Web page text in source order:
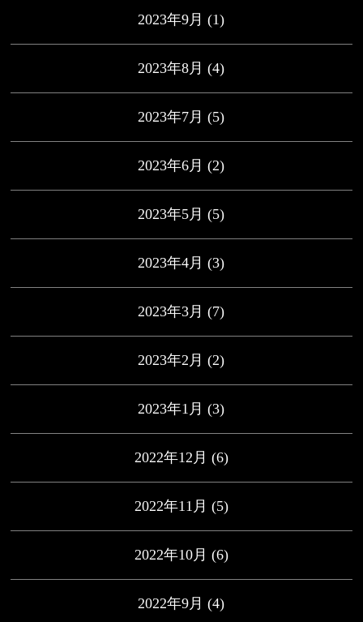
2023年9月 (1)
2023年8月 (4)
2023年7月 (5)
2023年6月 (2)
2023年5月 (5)
2023年4月 (3)
2023年3月 (7)
2023年2月 (2)
2023年1月 (3)
2022年12月 (6)
2022年11月 (5)
2022年10月 (6)
2022年9月 (4)